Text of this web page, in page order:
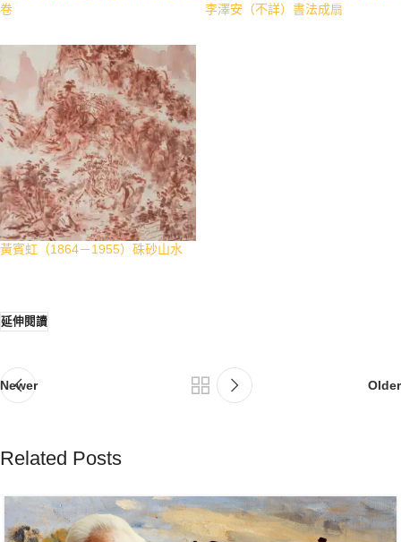
卷
李澤安（不詳）書法成扇
黃賓虹（1864－1955）硃砂山水
延伸閱讀
Newer Older
Related Posts